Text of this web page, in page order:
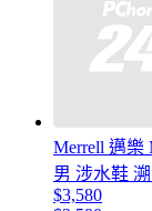
Merrell 邁樂
男 涉水鞋
$3,580